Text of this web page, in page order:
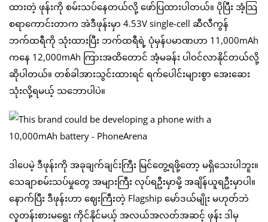
ထားတဲ့ ဖုန်းကို စမ်းသပ်နေတယ်လို့ ဖော်ပြထားပါတယ်။ ပိုပြီး အံ့သြ
စရာကောင်းတာက အဲဒီဖုန်းမှာ 4.53V single-cell ဆီလီကွန်
ဘက်ထရီကို သုံးထားပြီး ဘက်ထရီရဲ့ ပုံမှန်ပမာဏဟာ 11,000mAh
ကနေ 12,000mAh ကြားအထိတောင် အံ့မခန်း ပါဝင်လာနိုင်တယ်လို့
ဆိုပါတယ်။ တစ်ခါအားသွင်းထားရင် ရက်ပေါင်းများစွာ အေးဆေး
သုံးလို့ရမယ့် သဘောပါပဲ။
ဒါပေမဲ့ ဒီဖုန်းကို အခုချက်ချင်းကြီး မြင်တွေ့ရဖို့တော့ မရှိသေးပါဘူး။
သေချာစမ်းသပ်မှုတွေ အများကြီး လုပ်ရဦးမှာမို့ အချိန်ယူရဦးမှာပါ။
နောက်ပြီး ဒီဖုန်းဟာ ဈေးကြီးတဲ့ Flagship မော်ဒယ်မျိုး မဟုတ်ဘဲ
လူတန်းစားမရွေး ကိုင်နိုင်မယ့် အလယ်အလတ်အဆင့် ဖုန်း ဒါမှ